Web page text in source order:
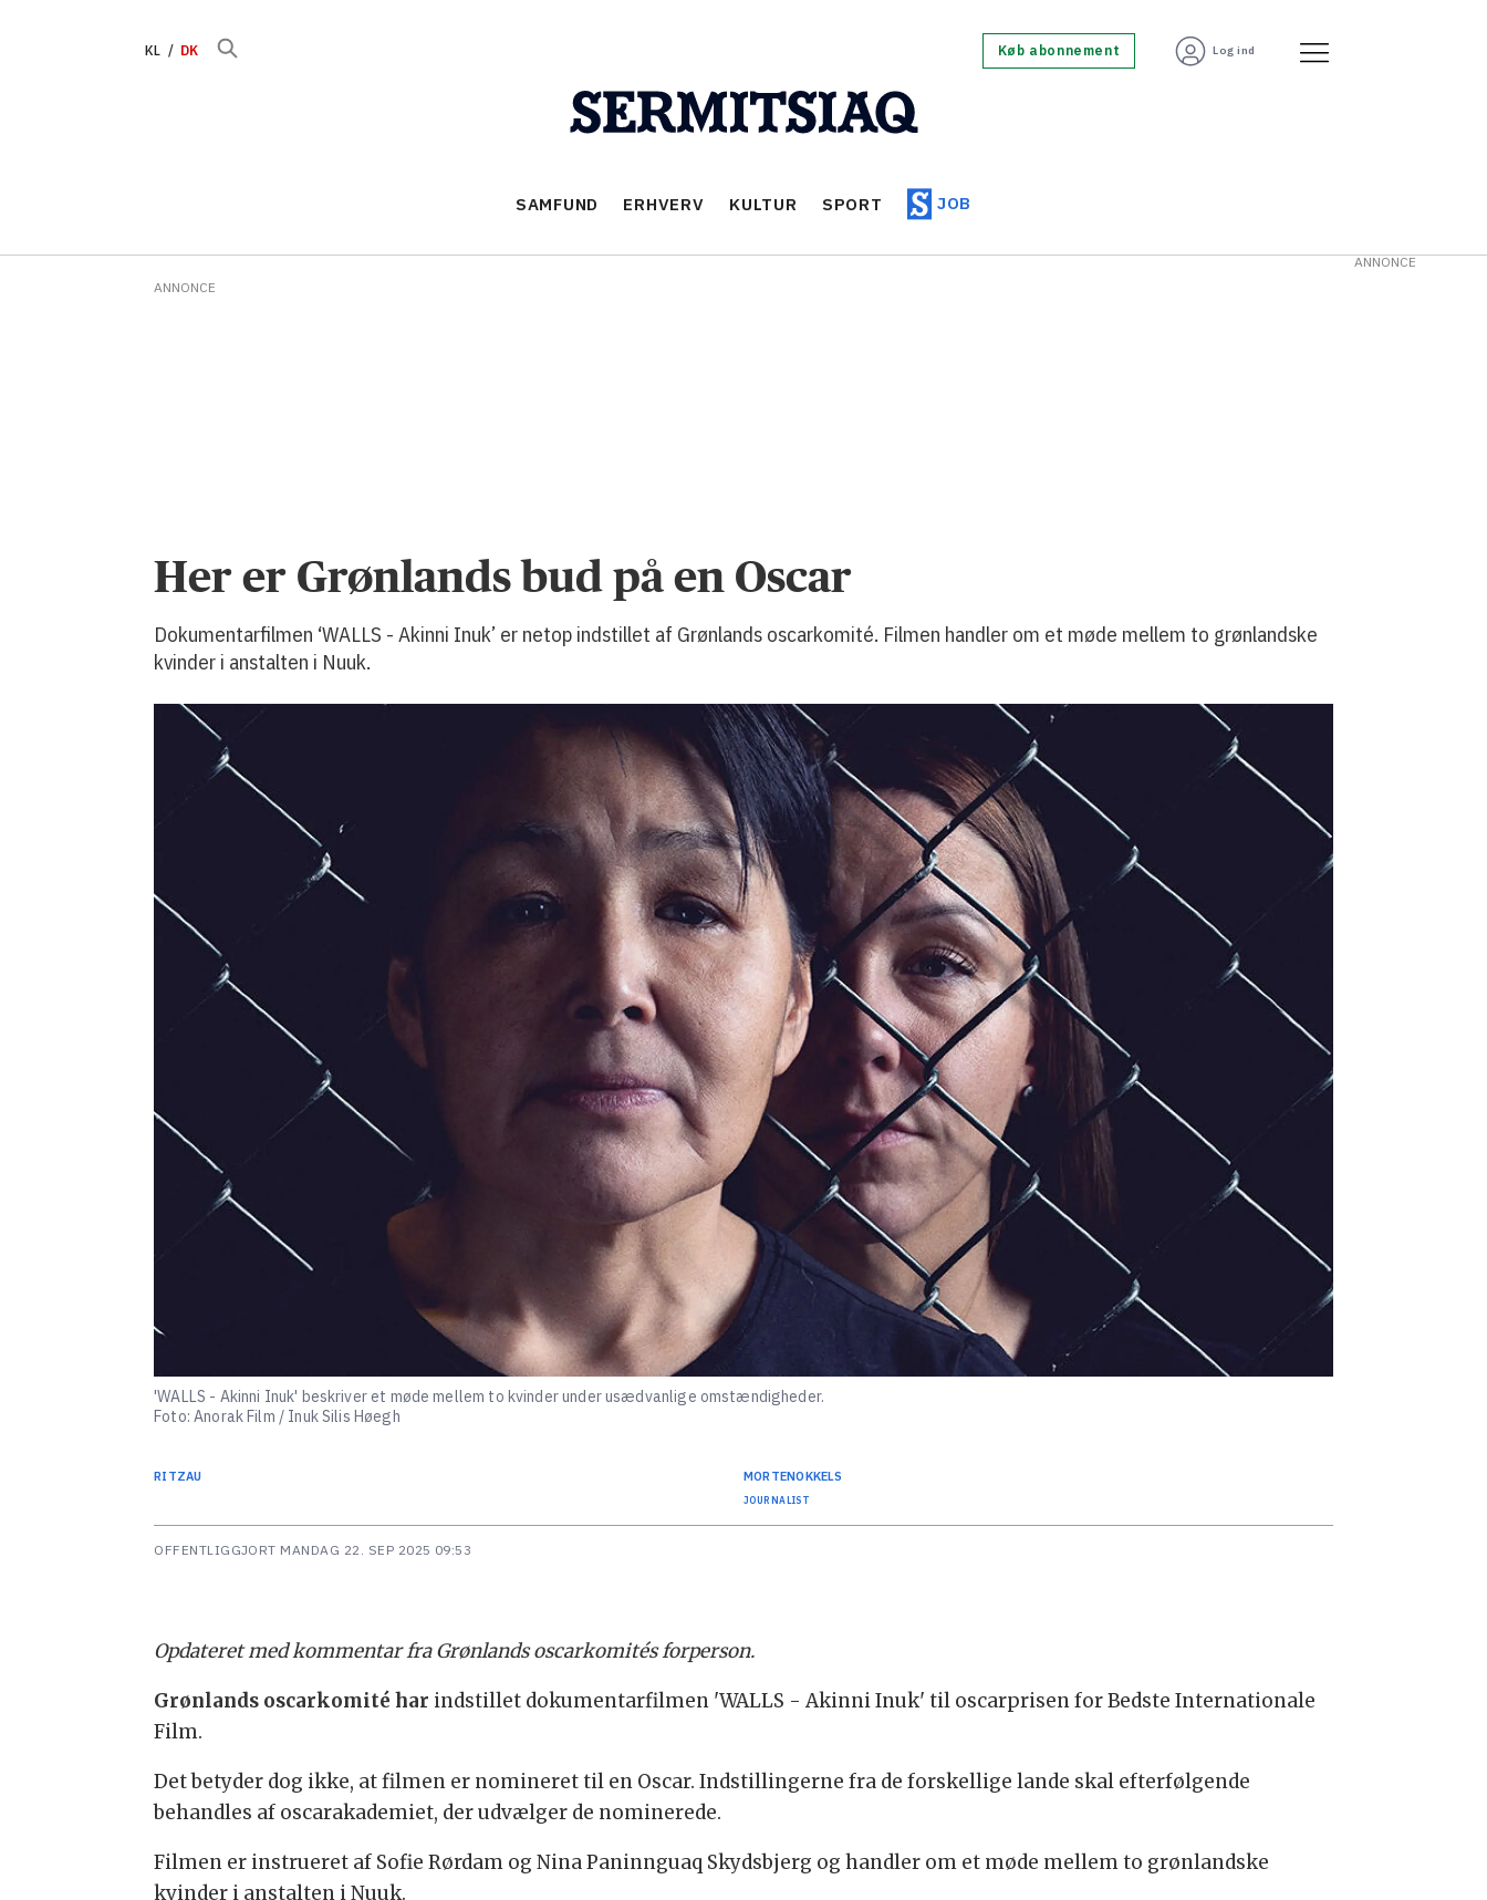
KL DK Køb abonnement Log ind
SAMFUND ERHVERV KULTUR SPORT JOB
ANNONCE
Her er Grønlands bud på en Oscar
Dokumentarfilmen ‘WALLS - Akinni Inuk’ er netop indstillet af Grønlands oscarkomité. Filmen handler om et møde mellem to grønlandske
kvinder i anstalten i Nuuk.
'WALLS - Akinni Inuk' beskriver et møde mellem to kvinder under usædvanlige omstændigheder.
Foto: Anorak Film / Inuk Silis Høegh
RITZAU MORTENOKKELS
JOURNALIST
OFFENTLIGGJORT MANDAG 22. SEP 2025 09:53
Opdateret med kommentar fra Grønlands oscarkomités forperson.
Grønlands oscarkomité har indstillet dokumentarfilmen 'WALLS - Akinni Inuk' til oscarprisen for Bedste Internationale
Film.
Det betyder dog ikke, at filmen er nomineret til en Oscar. Indstillingerne fra de forskellige lande skal efterfølgende
behandles af oscarakademiet, der udvælger de nominerede.
Filmen er instrueret af Sofie Rørdam og Nina Paninnguaq Skydsbjerg og handler om et møde mellem to grønlandske
kvinder i anstalten i Nuuk.
ANNONCE